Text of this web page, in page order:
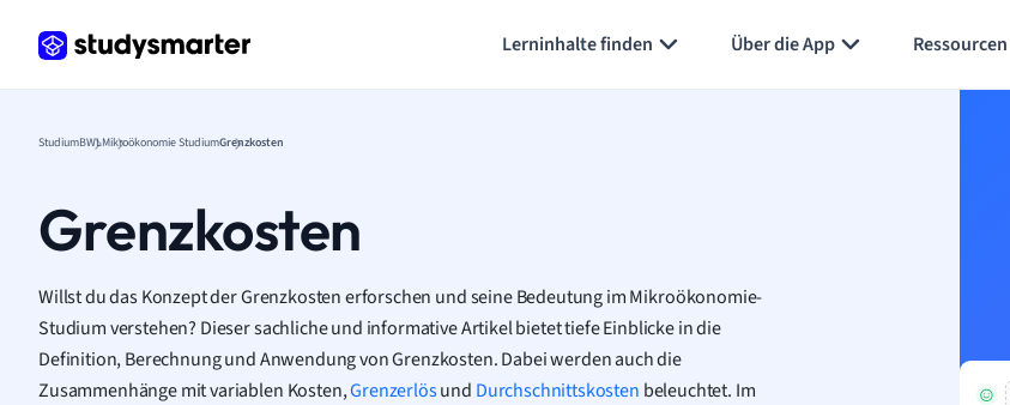
Lerninhalte finden Über die App Ressourcen
StudiumBWLMikroökonomie StudiumGrenzkosten
Grenzkosten
Willst du das Konzept der Grenzkosten erforschen und seine Bedeutung im Mikroökonomie-
Studium verstehen? Dieser sachliche und informative Artikel bietet tiefe Einblicke in die
Definition, Berechnung und Anwendung von Grenzkosten. Dabei werden auch die
Zusammenhänge mit variablen Kosten,Grenzerlösund Durchschnittskosten beleuchtet. Im